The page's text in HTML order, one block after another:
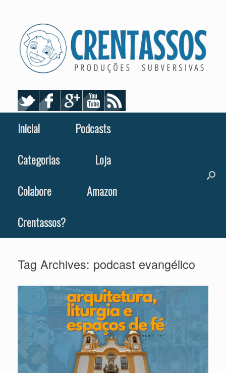
Inicial
Podcasts
Categorias
Loja
Colabore
Amazon
Crentassos?
Tag Archives: podcast evangélico